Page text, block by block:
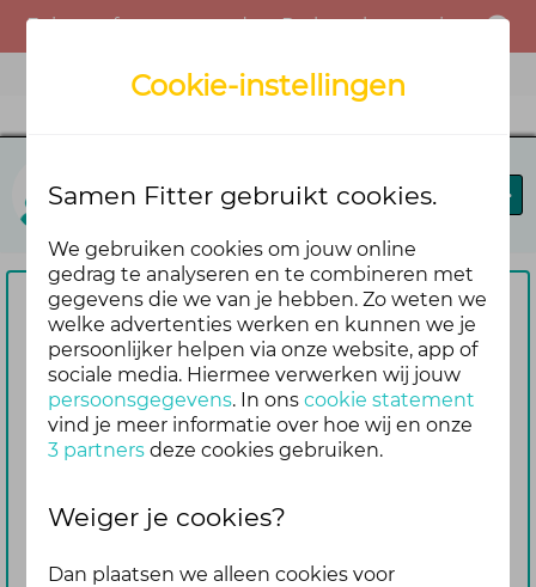
Om te reageren vragen we je
eerst om in te loggen
Nog geen account? Maak er dan
gemakkelijk en snel één aan. Dan blijf je
ook automatisch op de hoogte van de
Inloggen
Cookie-instellingen
Samen Fitter gebruikt cookies.
We gebruiken cookies om jouw online
gedrag te analyseren en te combineren met
gegevens die we van je hebben. Zo weten we
welke advertenties werken en kunnen we je
persoonlijker helpen via onze website, app of
sociale media. Hiermee verwerken wij jouw
persoonsgegevens. In onscookie statement
vind je meer informatie over hoe wij en onze
3 partners deze cookies gebruiken.
Weiger je cookies?
Dan plaatsen we alleen cookies voor
Er is een fout opgetreden. Probeer het opnieuw of neem contact op met de beheerder.